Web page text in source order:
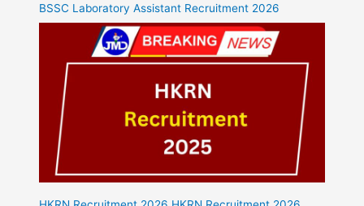
BSSC Laboratory Assistant Recruitment 2026